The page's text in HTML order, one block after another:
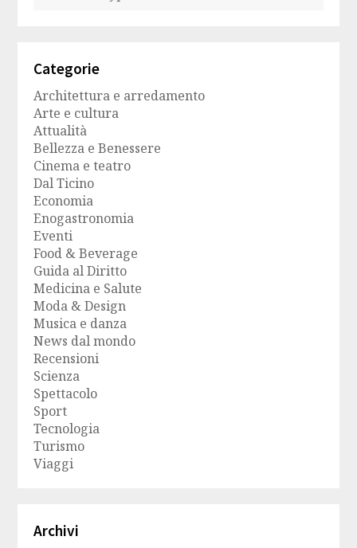
Categorie
Architettura e arredamento
Arte e cultura
Attualità
Bellezza e Benessere
Cinema e teatro
Dal Ticino
Economia
Enogastronomia
Eventi
Food & Beverage
Guida al Diritto
Medicina e Salute
Moda & Design
Musica e danza
News dal mondo
Recensioni
Scienza
Spettacolo
Sport
Tecnologia
Turismo
Viaggi
Archivi